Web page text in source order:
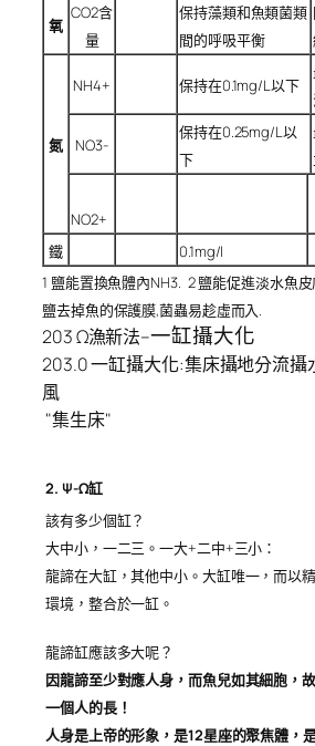
氧
CO2含
量
保持藻類和魚類菌類
間的呼吸平衡
氮
NH4+ 保持在0.1mg/L以下
NO3-
保持在0.25mg/L以
下
NO2+
鐵
0.1mg/l
1 鹽能置換魚體內NH3. 2 鹽能促進淡水魚
鹽去掉魚的保護膜,菌蟲易趁虛而入.
203 Ω漁新法–一缸攝大化
203.0 一缸攝大化:集床攝地分流攝
風
"集生床"
2. Ψ-Ω缸
該有多少個缸？
大中小，一二三。一大+二中+三小：
龍諦在大缸，其他中小。大缸唯一，而以
環境，整合於一缸。
龍諦缸應該多大呢？
因龍諦至少對應人身，而魚兒如其細胞，
一個人的長！
人身是上帝的形象，是12星座的聚焦體，